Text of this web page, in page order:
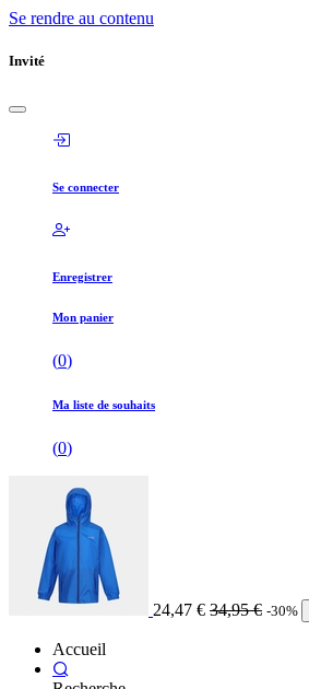
Se rendre au contenu
Invité
Se connecter
Enregistrer
Mon panier
(0)
Ma liste de souhaits
(0)
24,47 € 34,95€ -30%
Accueil